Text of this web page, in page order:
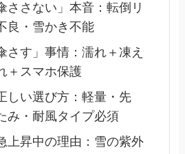
ささない」本音：転倒リ
良・雪かき不能
さす」事情：濡れ＋凍え
＋スマホ保護
しい選び方：軽量・先
み・耐風タイプ必須
上昇中の理由：雪の紫外